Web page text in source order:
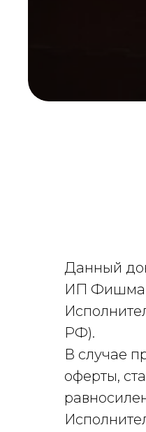
Данный
ИП Фишман
РФ).
В случае
оферты,